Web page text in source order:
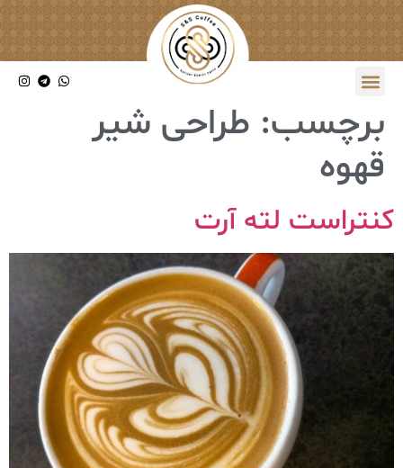
برچسب: طراحی شیر
قهوه
کنتراست لته آرت